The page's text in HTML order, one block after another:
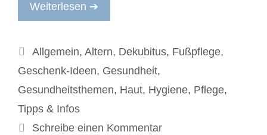
Weiterlesen ➔
Kategorien
Allgemein, Altern, Dekubitus, Fußpflege,
Geschenk-Ideen, Gesundheit,
Gesundheitsthemen, Haut, Hygiene, Pflege,
Tipps & Infos
Schreibe einen Kommentar